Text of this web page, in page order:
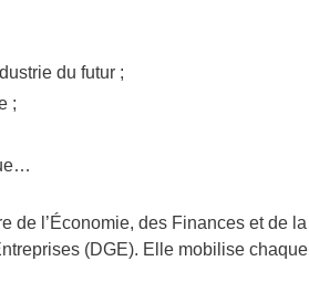
du futur ;
;
de l’Économie, des Finances et de la
(DGE). Elle mobilise chaque